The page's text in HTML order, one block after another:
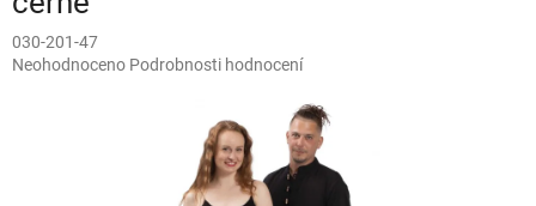
030-201-47
Průměrné
Neohodnoceno Podrobnosti hodnocení